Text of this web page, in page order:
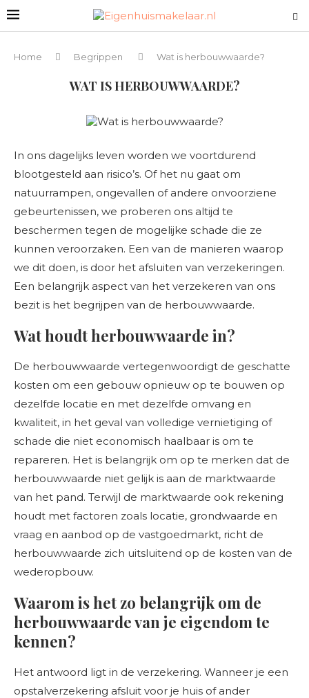
Home Begrippen Wat is herbouwwaarde?
WAT IS HERBOUWWAARDE?
In ons dagelijks leven worden we voortdurend
blootgesteld aan risico’s. Of het nu gaat om
natuurrampen, ongevallen of andere onvoorziene
gebeurtenissen, we proberen ons altijd te
beschermen tegen de mogelijke schade die ze
kunnen veroorzaken. Een van de manieren waarop
we dit doen, is door het afsluiten van verzekeringen.
Een belangrijk aspect van het verzekeren van ons
bezit is het begrijpen van de herbouwwaarde.
Wat houdt herbouwwaarde in?
De herbouwwaarde vertegenwoordigt de geschatte
kosten om een gebouw opnieuw op te bouwen op
dezelfde locatie en met dezelfde omvang en
kwaliteit, in het geval van volledige vernietiging of
schade die niet economisch haalbaar is om te
repareren. Het is belangrijk om op te merken dat de
herbouwwaarde niet gelijk is aan de marktwaarde
van het pand. Terwijl de marktwaarde ook rekening
houdt met factoren zoals locatie, grondwaarde en
vraag en aanbod op de vastgoedmarkt, richt de
herbouwwaarde zich uitsluitend op de kosten van de
wederopbouw.
Waarom is het zo belangrijk om de
herbouwwaarde van je eigendom te
kennen?
Het antwoord ligt in de verzekering. Wanneer je een
opstalverzekering afsluit voor je huis of ander